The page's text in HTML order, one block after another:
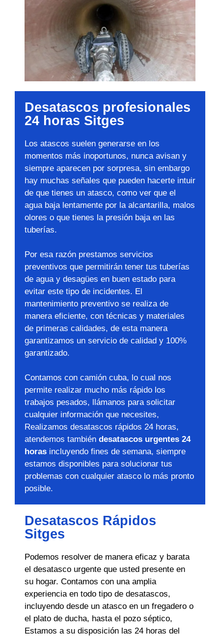
Desatascos profesionales
24 horas Sitges
Los atascos suelen generarse en los
momentos más inoportunos, nunca avisan y
siempre aparecen por sorpresa, sin embargo
hay muchas señales que pueden hacerte intuir
de que tienes un atasco, como ver que el
agua baja lentamente por la alcantarilla, malos
olores o que tienes la presión baja en las
tuberías.
Por esa razón prestamos servicios
preventivos que permitirán tener tus tuberías
de agua y desagües en buen estado para
evitar este tipo de incidentes. El
mantenimiento preventivo se realiza de
manera eficiente, con técnicas y materiales
de primeras calidades, de esta manera
garantizamos un servicio de calidad y 100%
garantizado.
Contamos con camión cuba, lo cual nos
permite realizar mucho más rápido los
trabajos pesados, llámanos para solicitar
cualquier información que necesites,
Realizamos desatascos rápidos 24 horas,
atendemos también desatascos urgentes 24
horas incluyendo fines de semana, siempre
estamos disponibles para solucionar tus
problemas con cualquier atasco lo más pronto
posible.
Desatascos Rápidos
Sitges
Podemos resolver de manera eficaz y barata
el desatasco urgente que usted presente en
su hogar. Contamos con una amplia
experiencia en todo tipo de desatascos,
incluyendo desde un atasco en un fregadero o
el plato de ducha, hasta el pozo séptico,
Estamos a su disposición las 24 horas del